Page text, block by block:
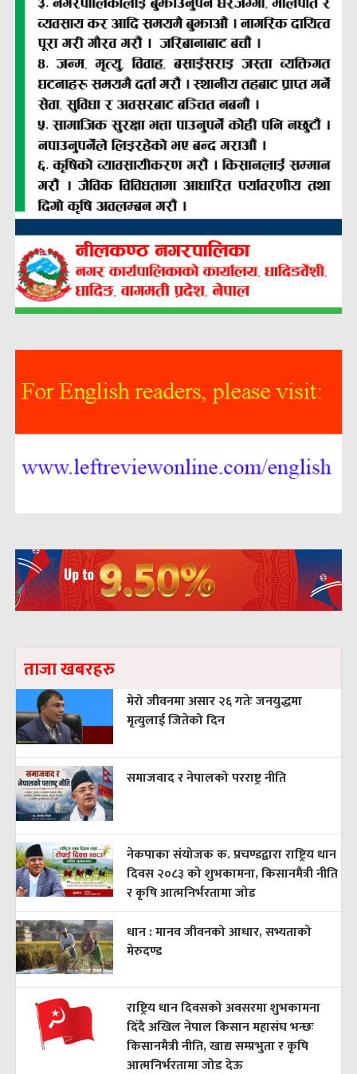
ताजा खबरहरु
मेरो जीवनमा असार २६ गतेः जनयुद्धमा
मृत्युलाई जितेको दिन
समाजवाद र नेपालको परराष्ट्र नीति
नेकपाका संयोजक क. प्रचण्डद्वारा राष्ट्रिय धान
दिवस २०८३ को शुभकामना, किसानमैत्री नीति
र कृषि आत्मनिर्भरतामा जोड
धान : मानव जीवनको आधार, सभ्यताको
मेरुदण्ड
राष्ट्रिय धान दिवसको अवसरमा शुभकामना
दिँदै अखिल नेपाल किसान महासंघ भन्छः
किसानमैत्री नीति, खाद्य सम्प्रभुता र कृषि
आत्मनिर्भरतामा जोड देऊ